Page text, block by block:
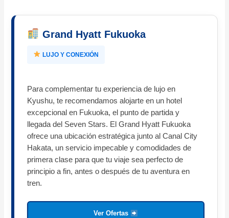
Grand Hyatt Fukuoka
LUJO Y CONEXIÓN
Para complementar tu experiencia de lujo en
Kyushu, te recomendamos alojarte en un hotel
excepcional en Fukuoka, el punto de partida y
llegada del Seven Stars. El Grand Hyatt Fukuoka
ofrece una ubicación estratégica junto al Canal City
Hakata, un servicio impecable y comodidades de
primera clase para que tu viaje sea perfecto de
principio a fin, antes o después de tu aventura en
tren.
Ver Ofertas